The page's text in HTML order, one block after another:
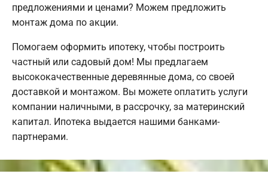
предложениями и ценами? Можем предложить
монтаж дома по акции.
Помогаем оформить ипотеку, чтобы построить
частный или садовый дом! Мы предлагаем
высококачественные деревянные дома, со своей
доставкой и монтажом. Вы можете оплатить услуги
компании наличными, в рассрочку, за материнский
капитал. Ипотека выдается нашими банками-
партнерами.